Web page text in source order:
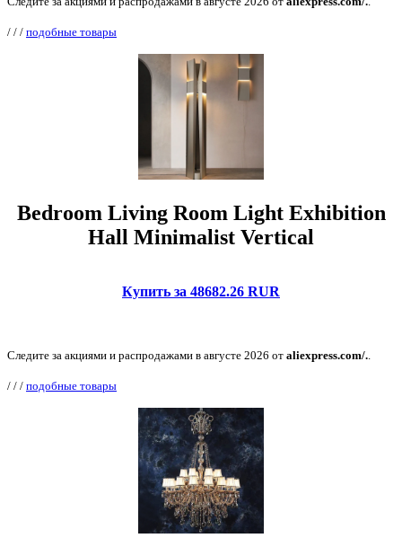
/ / / подобные товары
Bedroom Living Room Light Exhibition
Hall Minimalist Vertical
Купить за 48682.26 RUR
Следите за акциями и распродажами в августе 2026 от aliexpress.com/..
/ / / подобные товары